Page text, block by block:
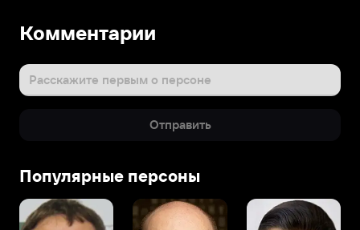
Комментарии
Расскажите первым о персоне
Отправить
Популярные персоны